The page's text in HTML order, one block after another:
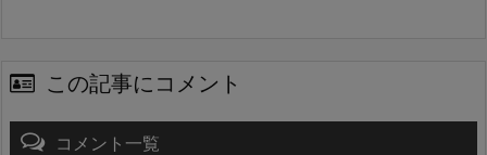
この記事にコメント
コメント一覧